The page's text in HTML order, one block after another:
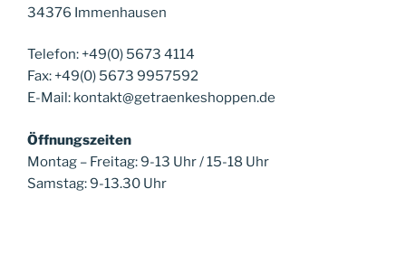
34376 Immenhausen
Telefon: +49(0) 5673 4114
Fax: +49(0) 5673 9957592
E-Mail: kontakt@getraenkeshoppen.de
Öffnungszeiten
Montag – Freitag: 9-13 Uhr / 15-18 Uhr
Samstag: 9-13.30 Uhr